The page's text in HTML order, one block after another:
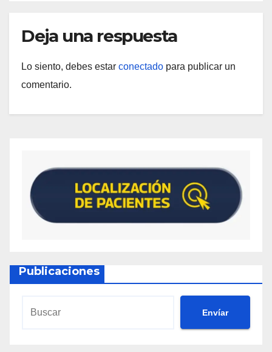
Deja una respuesta
Lo siento, debes estar conectado para publicar un
comentario.
Publicaciones
Envíar